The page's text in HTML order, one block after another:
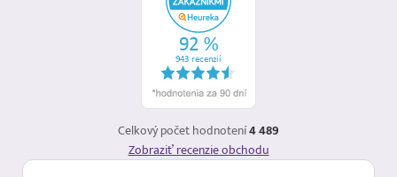
Celkový počet hodnotení4 489
Zobraziť recenzie obchodu